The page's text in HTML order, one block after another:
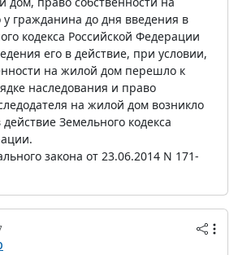
у гражданина до дня введения в
кодекса Российской Федерации
его в действие, при условии,
на жилой дом перешло к
наследования и право
на жилой дом возникло
Земельного кодекса
закона от 23.06.2014 N 171-